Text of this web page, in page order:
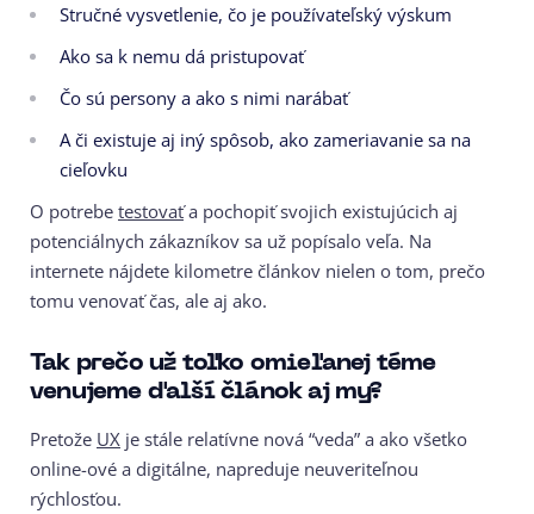
Stručné vysvetlenie, čo je používateľský výskum
Ako sa k nemu dá pristupovať
Čo sú persony a ako s nimi narábať
A či existuje aj iný spôsob, ako zameriavanie sa na
cieľovku
O potrebe testovaťa pochopiť svojich existujúcich aj
potenciálnych zákazníkov sa už popísalo veľa. Na
internete nájdete kilometre článkov nielen o tom, prečo
tomu venovať čas, ale aj ako.
Tak prečo už toľko omieľanej téme
venujeme ďalší článok aj my?
Pretože UX je stále relatívne nová “veda” a ako všetko
online-ové a digitálne, napreduje neuveriteľnou
rýchlosťou.